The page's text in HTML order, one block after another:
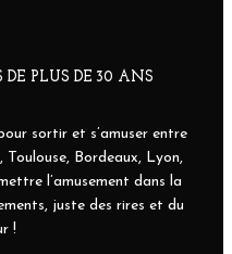
DE PLUS DE 30 ANS
sortir et s’amuser entre
Toulouse, Bordeaux, Lyon,
l’amusement dans la
juste des rires et du
!